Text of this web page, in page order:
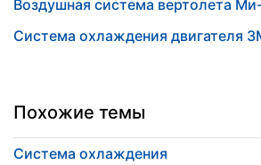
Воздушная система вертолета
Система охлаждения двигателя
Похожие темы
Система охлаждения